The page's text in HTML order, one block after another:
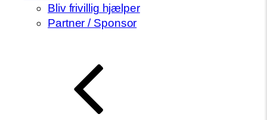
Bliv frivillig hjælper
Partner / Sponsor